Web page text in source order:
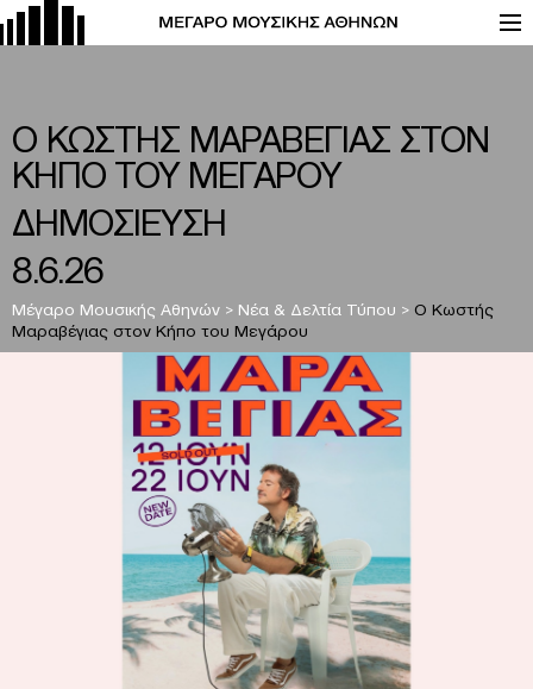
O ΚΩΣΤΗΣ ΜΑΡΑΒΕΓΙΑΣ ΣΤΟΝ
ΚΗΠΟ ΤΟΥ ΜΕΓΑΡΟΥ
ΔΗΜΟΣΙΕΥΣΗ
8.6.26
Μέγαρο Μουσικής Αθηνών > Νέα & Δελτία Τύπου > O Κωστής
Μαραβέγιας στον Κήπο του Μεγάρου